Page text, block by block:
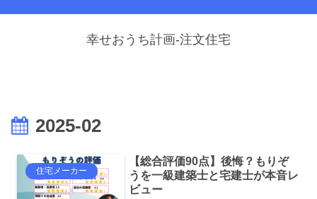
幸せおうち計画-注文住宅
2025-02
住宅メーカー
【総合評価90点】後悔？もりぞ
うを一級建築士と宅建士が本音レ
ビュー